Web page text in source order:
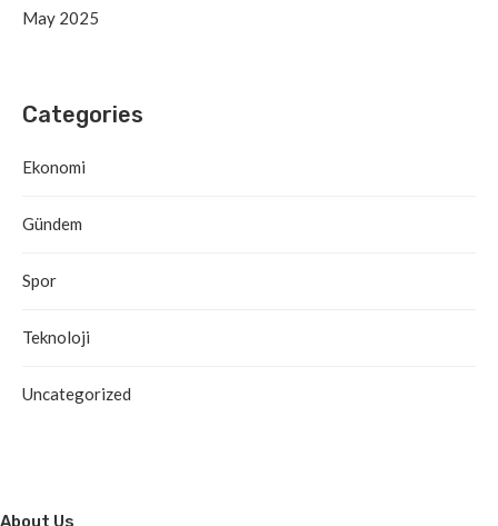
May 2025
Categories
Ekonomi
Gündem
Spor
Teknoloji
Uncategorized
About Us